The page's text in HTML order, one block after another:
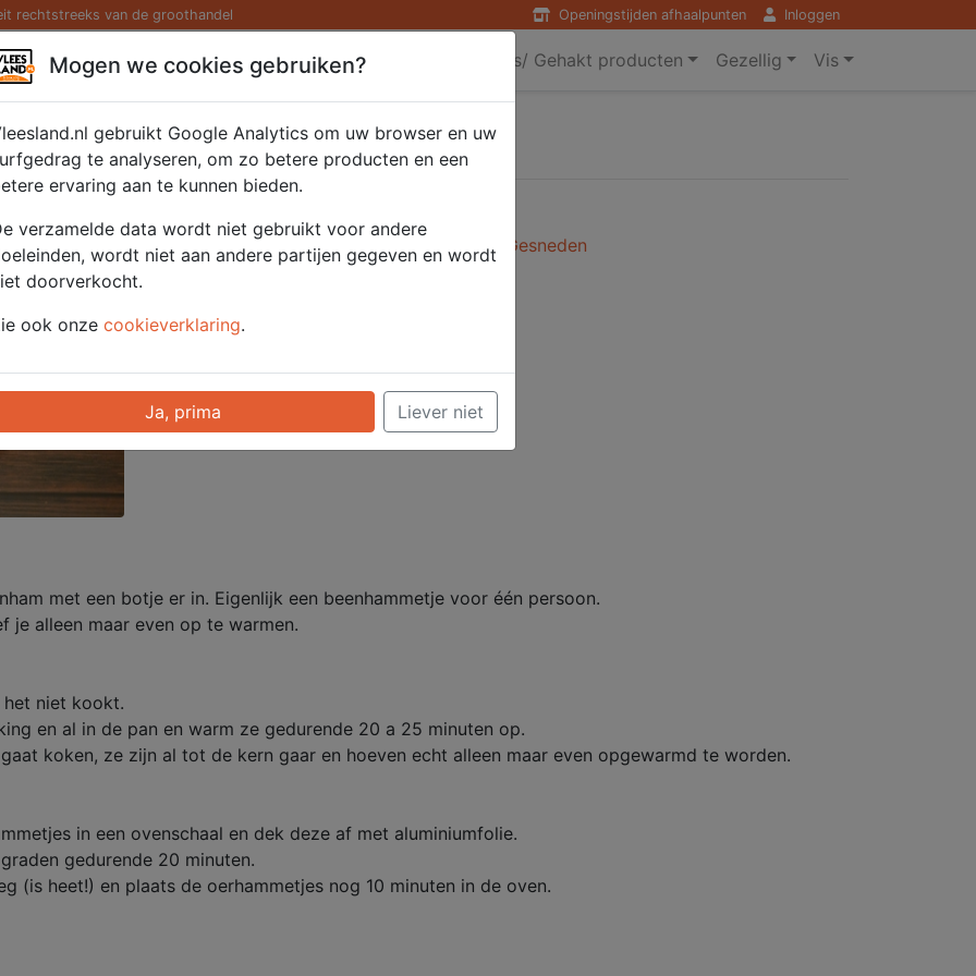
rechtstreeks van de groothandel Openingstijden afhaalpunten Inloggen
Kaas/ Zuivel Saté/ Barbecue Diversen Hamburgers/ Gehakt producten Gezellig Vis
ca, 550 gr.
Categorie
Vleeswaren - Heel / Gesneden
Selecteer hier uw afhaalpunt
met een botje er in. Eigenlijk een beenhammetje voor één persoon.
je alleen maar even op te warmen.
het niet kookt.
en al in de pan en warm ze gedurende 20 a 25 minuten op.
koken, ze zijn al tot de kern gaar en hoeven echt alleen maar even opgewarmd te worden.
in een ovenschaal en dek deze af met aluminiumfolie.
gedurende 20 minuten.
(is heet!) en plaats de oerhammetjes nog 10 minuten in de oven.
Mogen we cookies gebruiken?
gebruikt Google Analytics om uw browser en uw
te analyseren, om zo betere producten en een
ervaring aan te kunnen bieden.
verzamelde data wordt niet gebruikt voor andere
wordt niet aan andere partijen gegeven en wordt
doorverkocht.
ook onze cookieverklaring.
Ja, prima Liever niet